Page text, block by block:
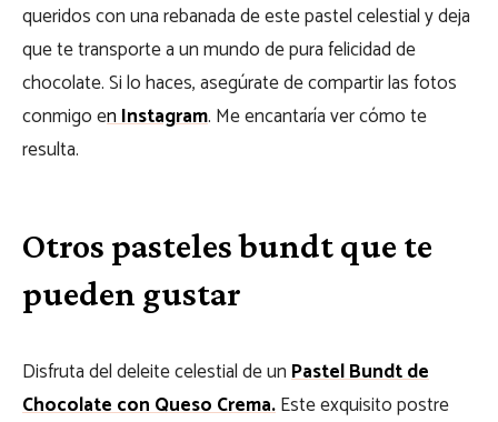
queridos con una rebanada de este pastel celestial y deja
que te transporte a un mundo de pura felicidad de
chocolate. Si lo haces, asegúrate de compartir las fotos
conmigo enInstagram. Me encantaría ver cómo te
resulta.
Otros pasteles bundt que te
pueden gustar
Disfruta del deleite celestial de unPastel Bundt de
Chocolate con Queso Crema.Este exquisito postre